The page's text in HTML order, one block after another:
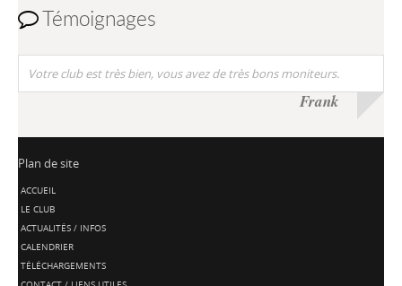
Témoignages
Votre club est très bien, vous avez de très bons moniteurs.
Frank
Plan de site
ACCUEIL
LE CLUB
ACTUALITÉS / INFOS
CALENDRIER
TÉLÉCHARGEMENTS